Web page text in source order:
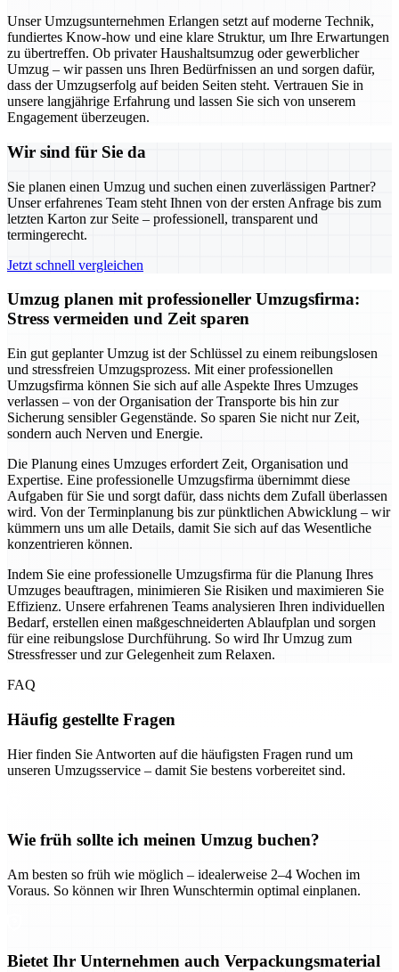
Unser Umzugsunternehmen Erlangen setzt auf moderne Technik,
fundiertes Know-how und eine klare Struktur, um Ihre Erwartungen
zu übertreffen. Ob privater Haushaltsumzug oder gewerblicher
Umzug – wir passen uns Ihren Bedürfnissen an und sorgen dafür,
dass der Umzugserfolg auf beiden Seiten steht. Vertrauen Sie in
unsere langjährige Erfahrung und lassen Sie sich von unserem
Engagement überzeugen.
Wir sind für Sie da
Sie planen einen Umzug und suchen einen zuverlässigen Partner?
Unser erfahrenes Team steht Ihnen von der ersten Anfrage bis zum
letzten Karton zur Seite – professionell, transparent und
termingerecht.
Jetzt schnell vergleichen
Umzug planen mit professioneller Umzugsfirma:
Stress vermeiden und Zeit sparen
Ein gut geplanter Umzug ist der Schlüssel zu einem reibungslosen
und stressfreien Umzugsprozess. Mit einer professionellen
Umzugsfirma können Sie sich auf alle Aspekte Ihres Umzuges
verlassen – von der Organisation der Transporte bis hin zur
Sicherung sensibler Gegenstände. So sparen Sie nicht nur Zeit,
sondern auch Nerven und Energie.
Die Planung eines Umzuges erfordert Zeit, Organisation und
Expertise. Eine professionelle Umzugsfirma übernimmt diese
Aufgaben für Sie und sorgt dafür, dass nichts dem Zufall überlassen
wird. Von der Terminplanung bis zur pünktlichen Abwicklung – wir
kümmern uns um alle Details, damit Sie sich auf das Wesentliche
konzentrieren können.
Indem Sie eine professionelle Umzugsfirma für die Planung Ihres
Umzuges beauftragen, minimieren Sie Risiken und maximieren Sie
Effizienz. Unsere erfahrenen Teams analysieren Ihren individuellen
Bedarf, erstellen einen maßgeschneiderten Ablaufplan und sorgen
für eine reibungslose Durchführung. So wird Ihr Umzug zum
Stressfresser und zur Gelegenheit zum Relaxen.
FAQ
Häufig gestellte Fragen
Hier finden Sie Antworten auf die häufigsten Fragen rund um
unseren Umzugsservice – damit Sie bestens vorbereitet sind.
Wie früh sollte ich meinen Umzug buchen?
Am besten so früh wie möglich – idealerweise 2–4 Wochen im
Voraus. So können wir Ihren Wunschtermin optimal einplanen.
Bietet Ihr Unternehmen auch Verpackungsmaterial